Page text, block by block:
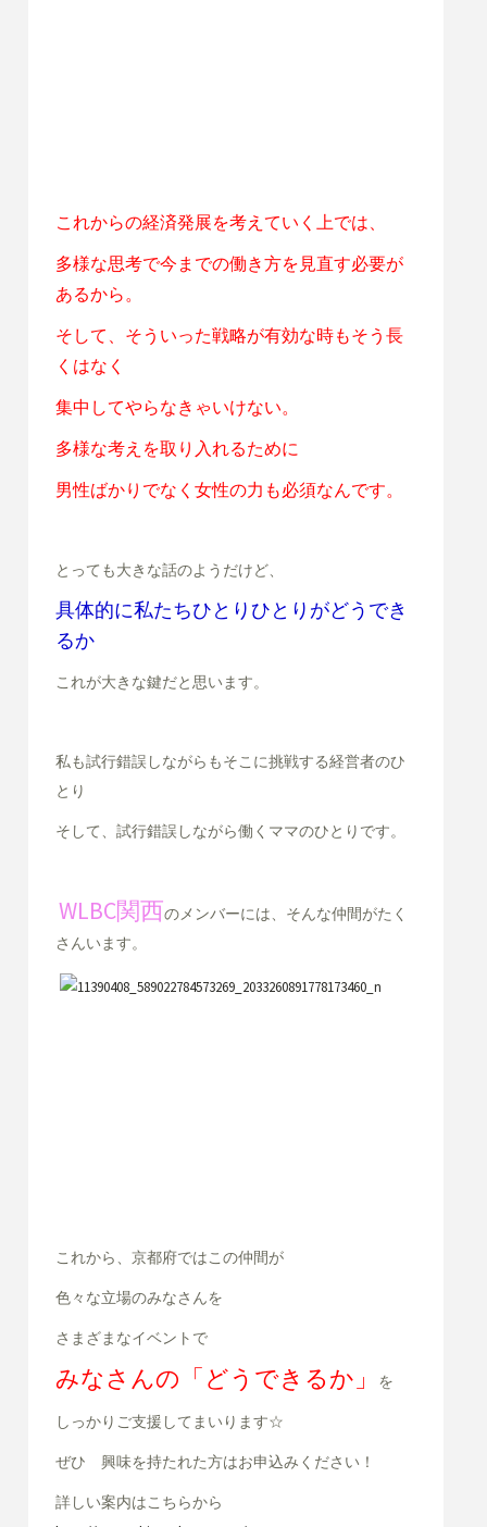
これからの経済発展を考えていく上では、
多様な思考で今までの働き方を見直す必要が
あるから。
そして、そういった戦略が有効な時もそう長
くはなく
集中してやらなきゃいけない。
多様な考えを取り入れるために
男性ばかりでなく女性の力も必須なんです。
とっても大きな話のようだけど、
具体的に私たちひとりひとりがどうでき
るか
これが大きな鍵だと思います。
私も試行錯誤しながらもそこに挑戦する経営者のひ
とり
そして、試行錯誤しながら働くママのひとりです。
WLBC関西のメンバーには、そんな仲間がたく
さんいます。
これから、京都府ではこの仲間が
色々な立場のみなさんを
さまざまなイベントで
みなさんの「どうできるか」 を
しっかりご支援してまいります☆
ぜひ 興味を持たれた方はお申込みください！
詳しい案内はこちらから